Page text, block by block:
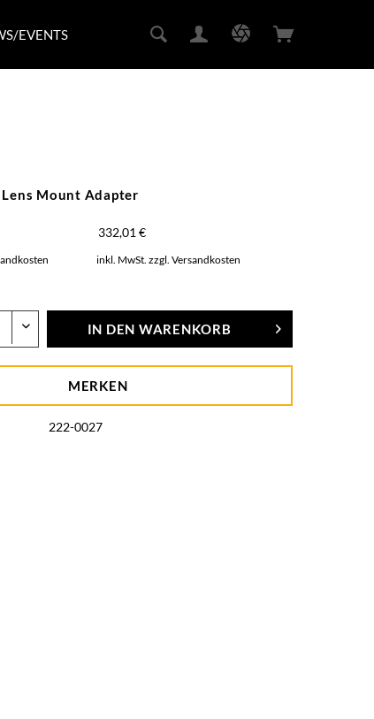
EVENTS
Lens Mount Adapter
332,01 €
inkl. MwSt.zzgl. Versandkosten
IN DEN WARENKORB
MERKEN
222-0027